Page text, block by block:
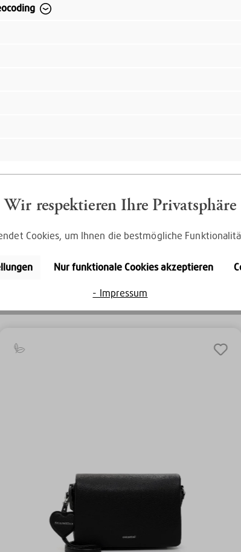
Entdecke die SerieE&N Enie
Wir respektieren Ihre Privatsphäre
Cookies, um Ihnen die bestmögliche
Nur funktionale Cookies akzeptieren
- Impressum